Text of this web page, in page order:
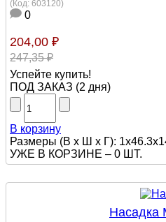
(Код: 603120)
0
204,00 ₽
247,35 ₽
Успейте купить!
ПОД ЗАКАЗ (2 дня)
В корзину
Размеры (В х Ш х Г):
УЖЕ В КОРЗИНЕ – 0 ШТ.
Насадка